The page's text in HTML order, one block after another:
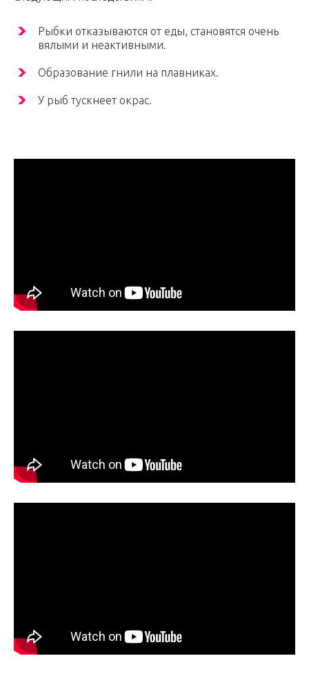
Рыбки отказываются от еды, становятся очень
вялыми и неактивными.
Образование гнили на плавниках.
У рыб тускнеет окрас.